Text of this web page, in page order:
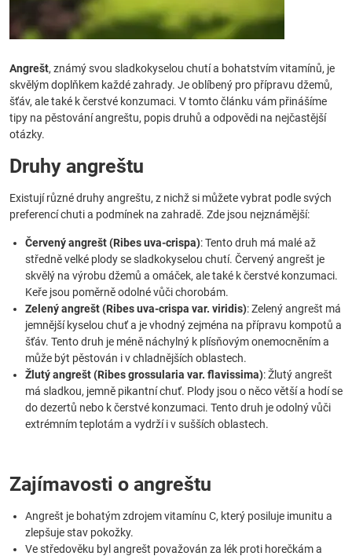
Angrešt, známý svou sladkokyselou chutí a bohatstvím vitamínů, je
skvělým doplňkem každé zahrady. Je oblíbený pro přípravu džemů,
šťáv, ale také k čerstvé konzumaci. V tomto článku vám přinášíme
tipy na pěstování angreštu, popis druhů a odpovědi na nejčastější
otázky.
Druhy angreštu
Existují různé druhy angreštu, z nichž si můžete vybrat podle svých
preferencí chuti a podmínek na zahradě. Zde jsou nejznámější:
Červený angrešt (Ribes uva-crispa): Tento druh má malé až
středně velké plody se sladkokyselou chutí. Červený angrešt je
skvělý na výrobu džemů a omáček, ale také k čerstvé konzumaci.
Keře jsou poměrně odolné vůči chorobám.
Zelený angrešt (Ribes uva-crispa var. viridis): Zelený angrešt má
jemnější kyselou chuť a je vhodný zejména na přípravu kompotů a
šťáv. Tento druh je méně náchylný k plísňovým onemocněním a
může být pěstován i v chladnějších oblastech.
Žlutý angrešt (Ribes grossularia var. flavissima): Žlutý angrešt
má sladkou, jemně pikantní chuť. Plody jsou o něco větší a hodí se
do dezertů nebo k čerstvé konzumaci. Tento druh je odolný vůči
extrémním teplotám a vydrží i v sušších oblastech.
Zajímavosti o angreštu
Angrešt je bohatým zdrojem vitamínu C, který posiluje imunitu a
zlepšuje stav pokožky.
Ve středověku byl angrešt považován za lék proti horečkám a